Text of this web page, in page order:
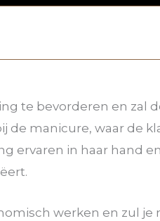
te bevorderen en zal
de manicure, waar de
ervaren in haar hand
werken en zul